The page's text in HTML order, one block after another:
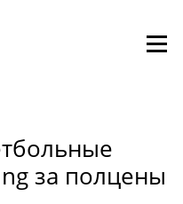
за полцены